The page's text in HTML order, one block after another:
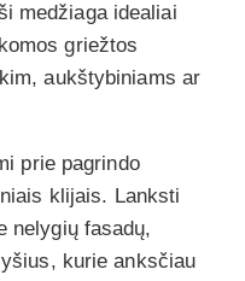
medžiaga idealiai
griežtos
aukštybiniams ar
prie pagrindo
klijais. Lanksti
nelygių fasadų,
kurie anksčiau